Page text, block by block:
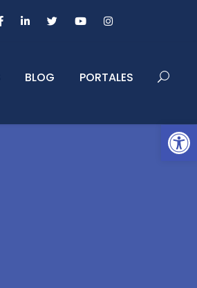
Abrir barra de herramientas
BLOG PORTALES